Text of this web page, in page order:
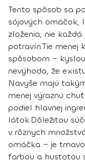
Tento spôsob sa
sójových omáčok,
zloženia, nie
potravín.Tie menej
spôsobom –
nevýhoda, že
Navyše majú
menej výraznú
podiel hlavnej
látok.Dôležitou
v rôznych
omáčka – je
farbou a hustotou